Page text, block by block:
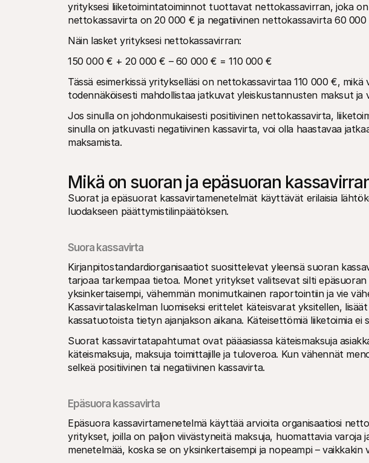
yrityksesi liiketoimintatoiminnot tuottavat nettokassavirran, joka
nettokassavirta on 20 000 € ja negatiivinen nettokassavirta 60 000
Näin lasket yrityksesi nettokassavirran:
150 000 € + 20 000 € – 60 000 € = 110 000 €
Tässä esimerkissä yritykselläsi on nettokassavirtaa 110 000 €,
todennäköisesti mahdollistaa jatkuvat yleiskustannusten maksut ja
Jos sinulla on johdonmukaisesti positiivinen nettokassavirta,
sinulla on jatkuvasti negatiivinen kassavirta, voi olla haastavaa
maksamista.
Mikä on suoran ja epäsuoran
Suorat ja epäsuorat kassavirtamenetelmät käyttävät erilaisia
luodakseen päättymistilinpäätöksen.
Suora kassavirta
Kirjanpitostandardiorganisaatiot suosittelevat yleensä suoran
tarjoaa tarkempaa tietoa. Monet yritykset valitsevat silti
yksinkertaisempi, vähemmän monimutkainen raportointiin ja vie
Kassavirtalaskelman luomiseksi erittelet käteisvarat yksitellen,
kassatuotoista tietyn ajanjakson aikana. Käteisettömiä liiketoimia ei
Suorat kassavirtatapahtumat ovat pääasiassa käteismaksuja
käteismaksuja, maksuja toimittajille ja tuloveroa. Kun vähennät
selkeä positiivinen tai negatiivinen kassavirta.
Epäsuora kassavirta
Epäsuora kassavirtamenetelmä käyttää arvioita organisaatiosi
yritykset, joilla on paljon viivästyneitä maksuja, huomattavia varoja
menetelmää, koska se on yksinkertaisempi ja nopeampi – vaikkakin